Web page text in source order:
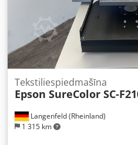
Langenfeld (Rheinland)
1 315 km
Tekstiliespiedmašīna
Epson SureColor SC-